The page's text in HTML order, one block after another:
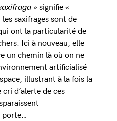
» signifie «
saxifrages sont de
ont la particularité de
Ici à nouveau, elle
un chemin là où on ne
artificialisé
illustrant à la fois la
d’alerte de ces